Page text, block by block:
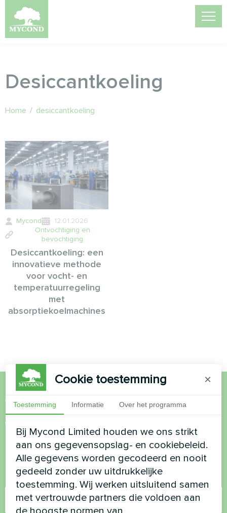
Desiccantkoeling
Home / desiccantkoeling
Mycond
12.01.2026
Ontvochtiging en
bevochtiging
Desiccantkoeling: een
innovatieve methode
voor vocht- en
temperatuurregeling
met
absorptiekoelmachines
Wil je kopen of heb je
vragen?
Neem contact met ons op en we helpen je
Naam
Cookie toestemming ×
Toestemming Informatie Over het programma
Bij Mycond Limited houden we ons strikt
aan ons gegevensopslag- en cookiebeleid.
Alle gegevens worden gecodeerd en nooit
gedeeld zonder uw uitdrukkelijke
toestemming. Wij werken uitsluitend samen
met vertrouwde partners die voldoen aan